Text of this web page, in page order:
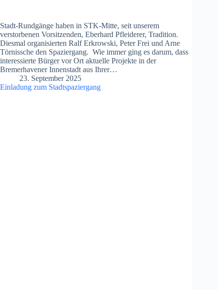
Stadt-Rundgänge haben in STK-Mitte, seit unserem
verstorbenen Vorsitzenden, Eberhard Pfleiderer, Tradition.
Diesmal organisierten Ralf Erkrowski, Peter Frei und Arne
Törnissche den Spaziergang. Wie immer ging es darum, dass
interessierte Bürger vor Ort aktuelle Projekte in der
Bremerhavener Innenstadt aus Ihrer…
23. September 2025
Einladung zum Stadtspaziergang